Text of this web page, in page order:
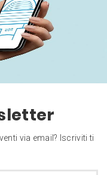
via email? Iscriviti ti